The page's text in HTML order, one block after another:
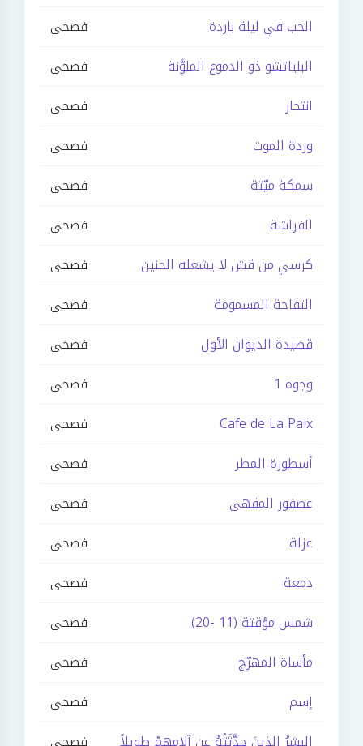
الحب في ليلة باردة
فصحى
البلياتشو ذو الدموع الملوَّنة
فصحى
انتحار
فصحى
وردة الموت
فصحى
سمكة ميّتة
فصحى
الفراشة
فصحى
كرسي من قش لا يشعله الحنين
فصحى
التفاحة المسمومة
فصحى
قصيدة الديوان الأول
فصحى
وجوه 1
فصحى
Cafe de La Paix
فصحى
أسطورة المطر
فصحى
عصفور المقهى
فصحى
عزلة
فصحى
دمعة
فصحى
شمس مؤقتة (11 -20)
فصحى
مأساة المهرّج
فصحى
إسم
فصحى